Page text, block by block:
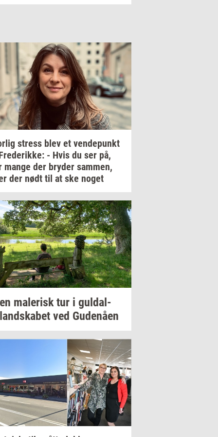
stress blev et ven­de­punkt
- Hvis du ser på,
mange der bry­der sam­men,
der nødt til at ske noget
ma­le­risktur i gul­dal­
ved Gu­denå­en